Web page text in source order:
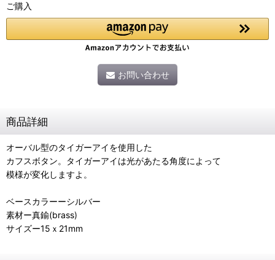
ご購入
お問い合わせ
商品詳細
オーバル型のタイガーアイを使用した
カフスボタン。タイガーアイは光があたる角度によって
模様が変化しますよ。
ベースカラーーシルバー
素材ー真鍮(brass)
サイズー15ｘ21mm